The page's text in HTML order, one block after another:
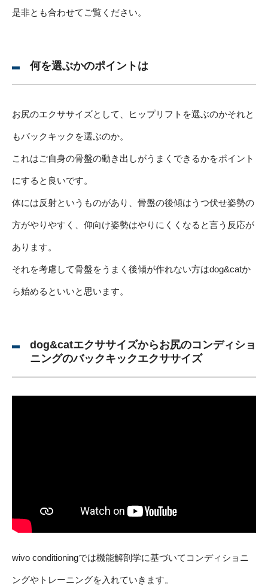
是非とも合わせてご覧ください。
何を選ぶかのポイントは
お尻のエクササイズとして、ヒップリフトを選ぶのかそれと
もバックキックを選ぶのか。
これはご自身の骨盤の動き出しがうまくできるかをポイント
にすると良いです。
体には反射というものがあり、骨盤の後傾はうつ伏せ姿勢の
方がやりやすく、仰向け姿勢はやりにくくなると言う反応が
あります。
それを考慮して骨盤をうまく後傾が作れない方はdog&catか
ら始めるといいと思います。
dog&catエクササイズからお尻のコンディショ
ニングのバックキックエクササイズ
wivo conditioningでは機能解剖学に基づいてコンディショニ
ングやトレーニングを入れていきます。